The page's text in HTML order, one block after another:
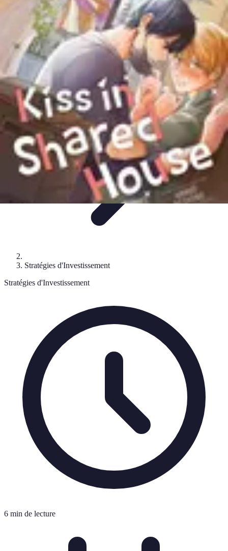
Opportunités Financières
InvestissementStratégies d'InvestissementÉvaluation des
Opportunités Revenus PassifsÉpargne
Opportunités Financières
Stratégies d'Investissement
Stratégies d'Investissement
6 min de lecture